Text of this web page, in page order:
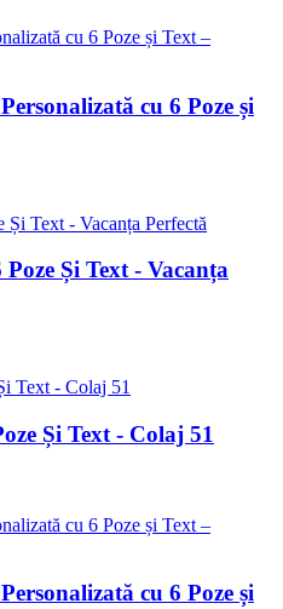
cu 6 Poze și
Și Text - Vacanța
Și Text - Colaj 51
cu 6 Poze și